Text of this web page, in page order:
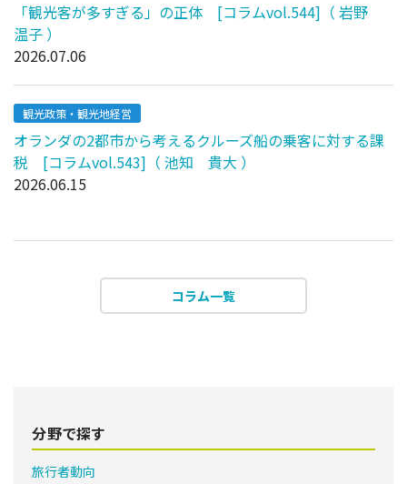
「観光客が多すぎる」の正体 [コラムvol.544]（ 岩野
温子 ）
2026.07.06
観光政策・観光地経営
オランダの2都市から考えるクルーズ船の乗客に対する課
税 [コラムvol.543]（ 池知 貴大 ）
2026.06.15
コラム一覧
分野で探す
旅行者動向